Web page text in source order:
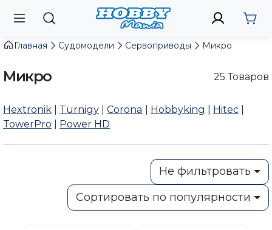
Главная Судомодели Сервоприводы Микро
Микро 25 Товаров
Hextronik | Turnigy | Corona | Hobbyking | Hitec |
TowerPro | Power HD
Не фильтровать
Сортировать по популярности